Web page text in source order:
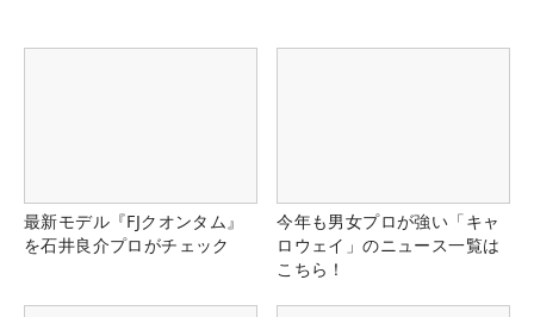
最新モデル『FJクオンタム』
を石井良介プロがチェック
今年も男女プロが強い「キャ
ロウェイ」のニュース一覧は
こちら！